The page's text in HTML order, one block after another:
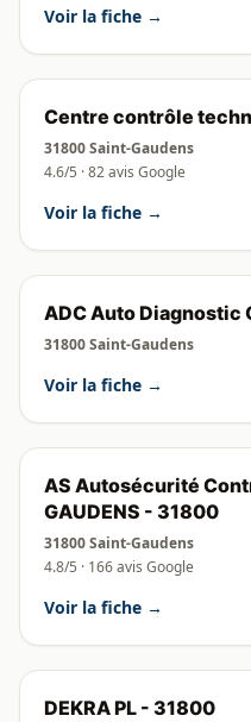
Voir la fiche →
Centre contrôle
31800 Saint-Gaudens
4.6/5 · 82 avis Google
Voir la fiche →
ADC Auto Diagnostic
31800 Saint-Gaudens
Voir la fiche →
AS Autosécurité
GAUDENS - 31800
31800 Saint-Gaudens
4.8/5 · 166 avis Google
Voir la fiche →
DEKRA PL - 31800